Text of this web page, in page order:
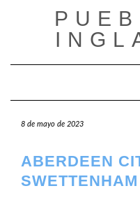
8 de mayo de 2023
ABERDEEN
SWETTENHAM